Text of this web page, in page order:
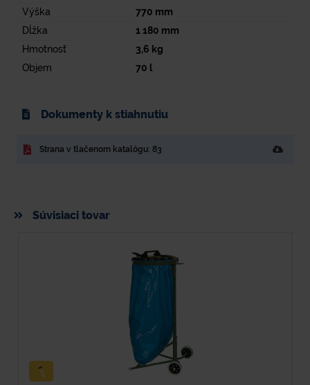
Výška
770 mm
Dĺžka
1 180 mm
Hmotnosť
3,6 kg
Objem
70 l
Dokumenty k stiahnutiu
Strana v tlačenom katalógu: 83
Súvisiaci tovar